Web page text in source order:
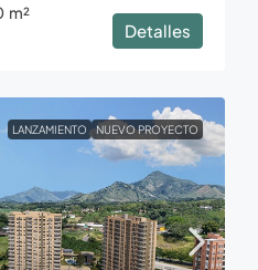
m²
Detalles
LANZAMIENTO NUEVO PROYECTO